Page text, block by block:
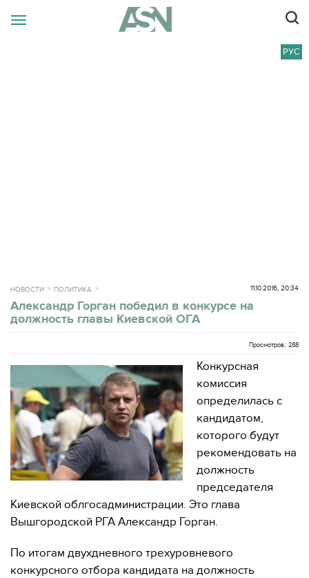
РУС
НОВОСТИ ПОЛИТИКА 11.10.2016, 20:34
Александр Горган победил в конкурсе на
должность главы Киевской ОГА
Просмотров: 288
Конкурсная
комиссия
определилась с
кандидатом,
которого будут
рекомендовать на
должность
председателя
Киевской облгосадминистрации. Это глава
Вышгородской РГА Александр Горган.
По итогам двухдневного трехуровневого
конкурсного отбора кандидата на должность